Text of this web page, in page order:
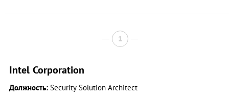
1
Intel Corporation
Должность: Security Solution Architect